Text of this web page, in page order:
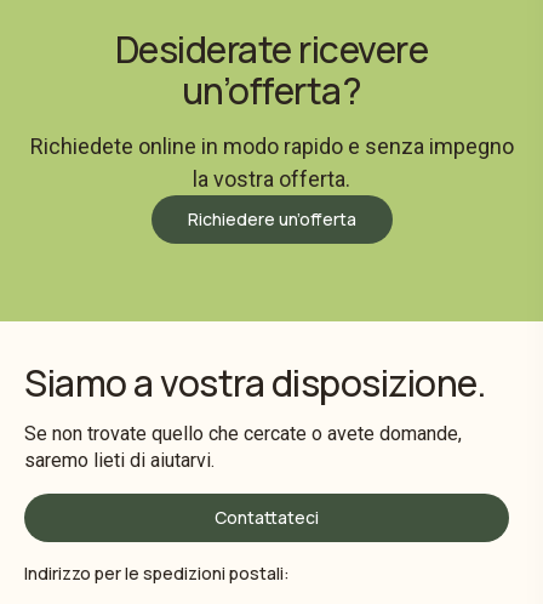
Desiderate ricevere
un’offerta?
Richiedete online in modo rapido e senza impegno
la vostra offerta.
Richiedere un’offerta
Siamo a vostra disposizione.
Se non trovate quello che cercate o avete domande,
saremo lieti di aiutarvi.
Contattateci
Indirizzo per le spedizioni postali: